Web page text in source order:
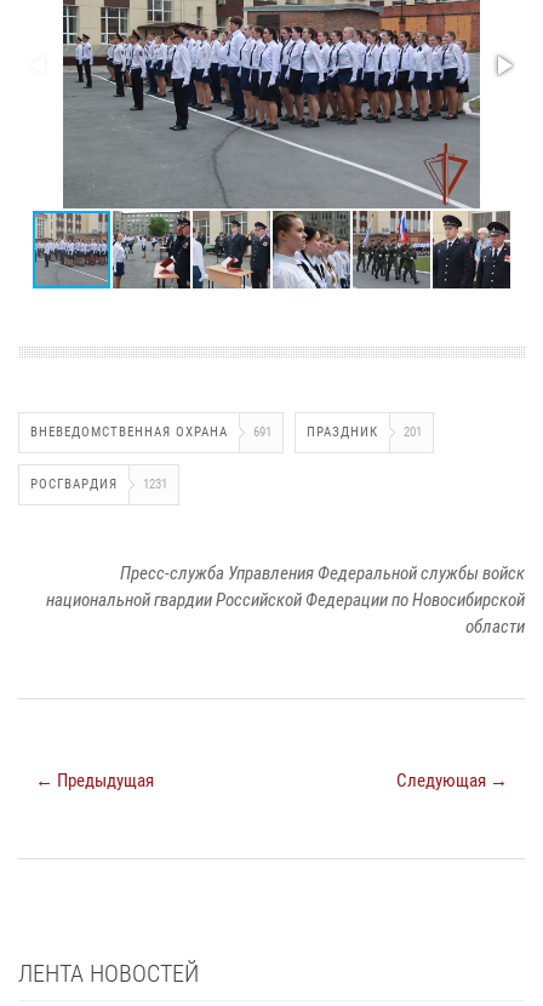
ВНЕВЕДОМСТВЕННАЯ ОХРАНА 691 ПРАЗДНИК 201
РОСГВАРДИЯ 1231
Пресс-служба Управления Федеральной службы войск
национальной гвардии Российской Федерации по Новосибирской
области
← Предыдущая Следующая →
ЛЕНТА НОВОСТЕЙ